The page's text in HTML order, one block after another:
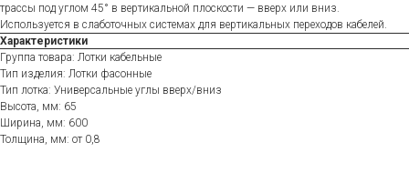
трассы под углом 45° в вертикальной плоскости — вверх или вниз.
Используется в слаботочных системах для вертикальных переходов кабелей.
Характеристики
Группа товара: Лотки кабельные
Тип изделия: Лотки фасонные
Тип лотка: Универсальные углы вверх/вниз
Высота, мм: 65
Ширина, мм: 600
Толщина, мм: от 0,8